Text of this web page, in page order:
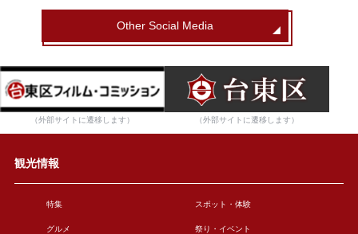
Other Social Media
（外部サイトに遷移します） （外部サイトに遷移します）
観光情報
特集 スポット・体験
グルメ 祭り・イベント